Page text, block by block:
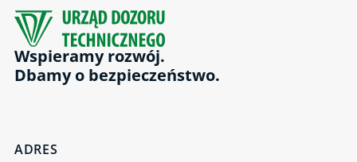
Certyfikacja systemu zarządzania bezpieczeństwem funkcjonalnym
FSM
ATEX User
2006/42/WE, Badanie typu WE
Wspieramy rozwój.
Dbamy o bezpieczeństwo.
ADRES